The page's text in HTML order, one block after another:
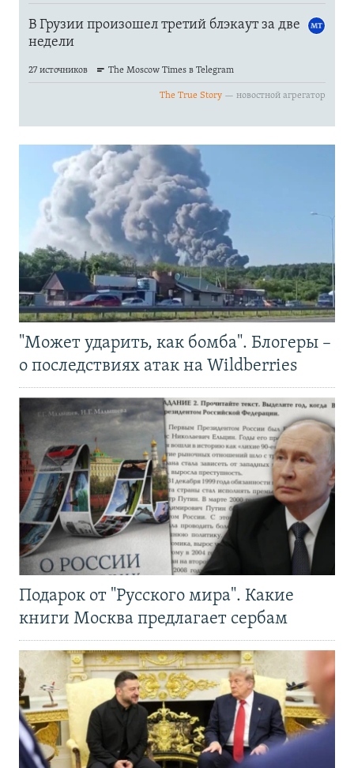
"Может ударить, как бомба". Блогеры –
о последствиях атак на Wildberries
Подарок от "Русского мира". Какие
книги Москва предлагает сербам